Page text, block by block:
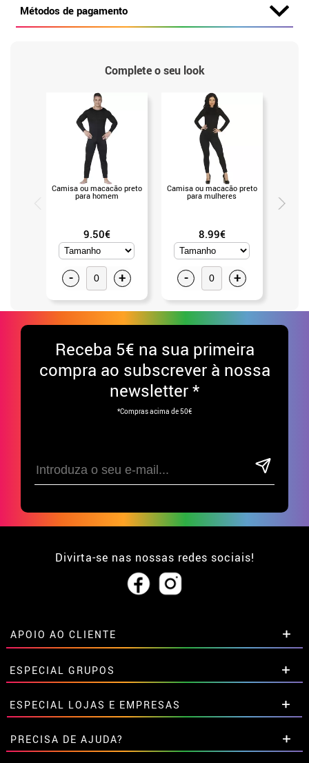
Métodos de pagamento
Complete o seu look
Camisa ou macacão preto
para homem
9.50€
- +
Camisa ou macacão preto
para mulheres
8.99€
- +
Receba 5€ na sua primeira
compra ao subscrever à nossa
newsletter *
*Compras acima de 50€
Divirta-se nas nossas redes sociais!
APOIO AO CLIENTE
• Sobre nós
• Condições de venda
• Aviso legal ePrivacidade
• Atendimento ao cliente
• Utilização de cookies
•Configuração de cookies
ESPECIAL GRUPOS
Descontos especiais para grupos.
Entre em contato connosco aqui
ESPECIAL LOJAS E EMPRESAS
Descontos especiais para grupos.
Entre em contato connosco aqui
PRECISA DE AJUDA?